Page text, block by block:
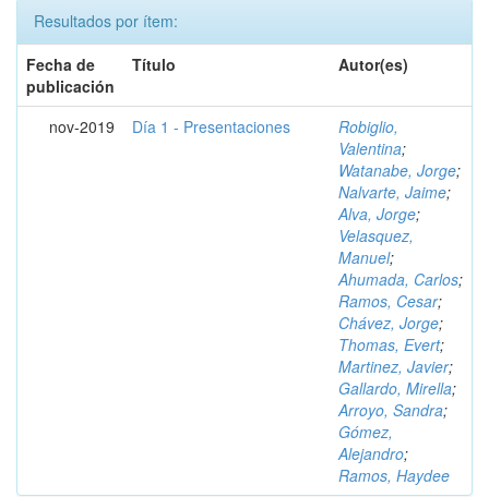
Resultados por ítem:
Fecha de
publicación
Título Autor(es)
nov-2019 Día 1 - Presentaciones
Robiglio,
Valentina;
Watanabe, Jorge;
Nalvarte, Jaime;
Alva, Jorge;
Velasquez,
Manuel;
Ahumada, Carlos;
Ramos, Cesar;
Chávez, Jorge;
Thomas, Evert;
Martinez, Javier;
Gallardo, Mirella;
Arroyo, Sandra;
Gómez,
Alejandro;
Ramos, Haydee